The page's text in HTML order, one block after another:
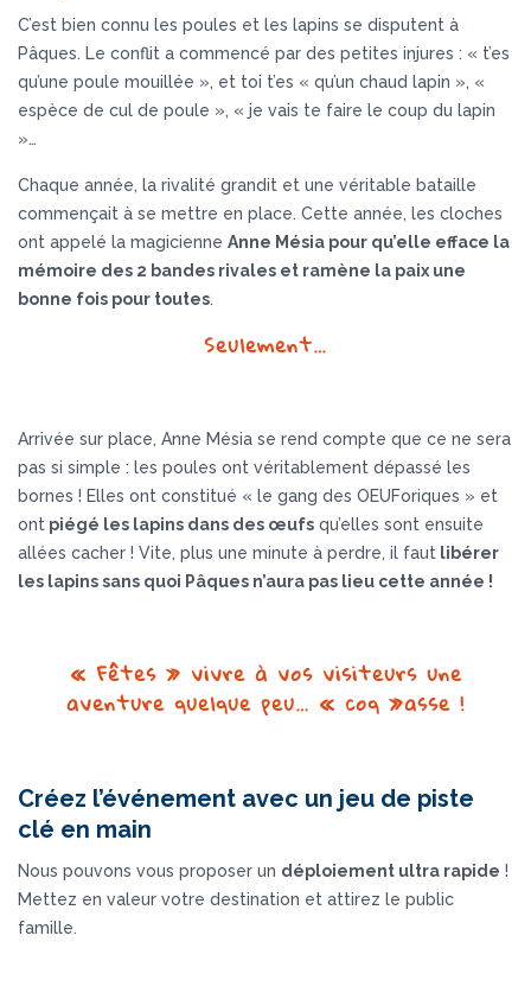
C’est bien connu les poules et les lapins se disputent à
Pâques. Le conflit a commencé par des petites injures : « t’es
qu’une poule mouillée », et toi t’es « qu’un chaud lapin », «
espèce de cul de poule », « je vais te faire le coup du lapin
»…
Chaque année, la rivalité grandit et une véritable bataille
commençait à se mettre en place. Cette année, les cloches
ont appelé la magicienne Anne Mésia pour qu’elle efface la
mémoire des 2 bandes rivales et ramène la paix une
bonne fois pour toutes.
Seulement…
Arrivée sur place, Anne Mésia se rend compte que ce ne sera
pas si simple : les poules ont véritablement dépassé les
bornes ! Elles ont constitué « le gang des OEUForiques » et
ont piégé les lapins dans des œufs qu’elles sont ensuite
allées cacher ! Vite, plus une minute à perdre, il faut libérer
les lapins sans quoi Pâques n’aura pas lieu cette année !
« Fêtes » vivre à vos visiteurs une
aventure quelque peu… « coq »asse !
Créez l’événement avec un jeu de piste
clé en main
Nous pouvons vous proposer un déploiement ultra rapide !
Mettez en valeur votre destination et attirez le public
famille.